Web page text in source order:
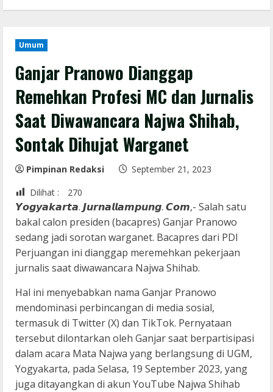
Umum
Ganjar Pranowo Dianggap
Remehkan Profesi MC dan Jurnalis
Saat Diwawancara Najwa Shihab,
Sontak Dihujat Warganet
Pimpinan Redaksi
September 21, 2023
Dilihat :
270
𝙔𝙤𝙜𝙮𝙖𝙠𝙖𝙧𝙩𝙖. 𝙅𝙪𝙧𝙣𝙖𝙡𝙡𝙖𝙢𝙥𝙪𝙣𝙜. 𝘾𝙤𝙢,- Salah satu
bakal calon presiden (bacapres) Ganjar Pranowo
sedang jadi sorotan warganet. Bacapres dari PDI
Perjuangan ini dianggap meremehkan pekerjaan
jurnalis saat diwawancara Najwa Shihab.
Hal ini menyebabkan nama Ganjar Pranowo
mendominasi perbincangan di media sosial,
termasuk di Twitter (X) dan TikTok. Pernyataan
tersebut dilontarkan oleh Ganjar saat berpartisipasi
dalam acara Mata Najwa yang berlangsung di UGM,
Yogyakarta, pada Selasa, 19 September 2023, yang
juga ditayangkan di akun YouTube Najwa Shihab